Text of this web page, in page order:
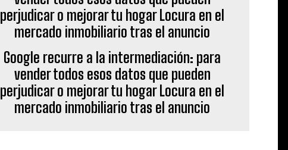
Google recurre a la intermediación: para
vender todos esos datos que pueden
perjudicar o mejorar tu hogar Locura en el
mercado inmobiliario tras el anuncio